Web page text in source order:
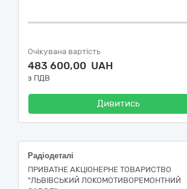
Очікувана вартість
483 600,00 UAH
з ПДВ
Дивитись
Радіодеталі
ПРИВАТНЕ АКЦІОНЕРНЕ ТОВАРИСТВО
"ЛЬВІВСЬКИЙ ЛОКОМОТИВОРЕМОНТНИЙ